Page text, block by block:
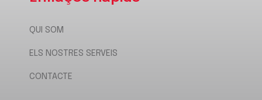
QUI SOM
ELS NOSTRES SERVEIS
CONTACTE